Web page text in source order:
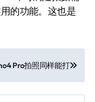
的功能。这也是
Pro拍照同样能打